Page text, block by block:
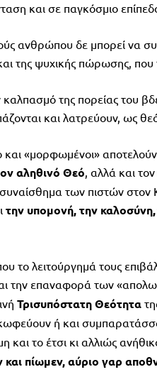
και σε παγκόσμιο
ανθρώπου δε μπορεί να
της ψυχικής πώρωσης, που
της πορείας του
και λατρεύουν, ως
«μορφωμένοι» αποτελούν
αληθινό Θεό, αλλά και
των πιστών στον
την υπομονή, την
το λειτούργημά τους
την επαναφορά των
Τρισυπόστατη Θεότητα
ή και
και το έτσι κι αλλιώς
πίωμεν, αύριο γαρ